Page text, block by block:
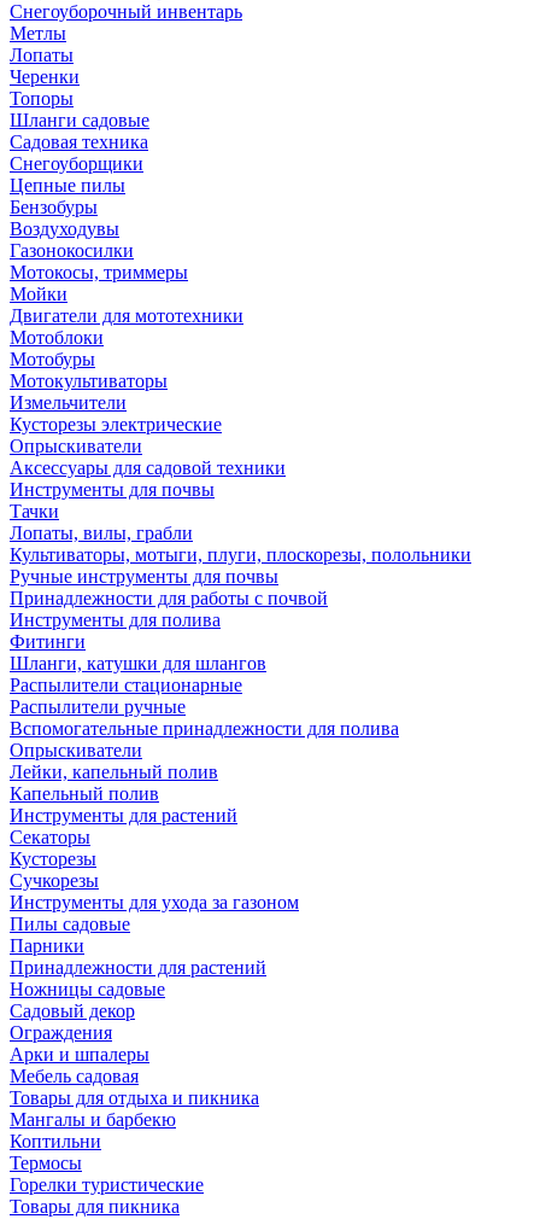
Снегоуборочный инвентарь
Метлы
Лопаты
Черенки
Топоры
Шланги садовые
Садовая техника
Снегоуборщики
Цепные пилы
Бензобуры
Воздуходувы
Газонокосилки
Мотокосы, триммеры
Мойки
Двигатели для мототехники
Мотоблоки
Мотобуры
Мотокультиваторы
Измельчители
Кусторезы электрические
Опрыскиватели
Аксессуары для садовой техники
Инструменты для почвы
Тачки
Лопаты, вилы, грабли
Культиваторы, мотыги, плуги, плоскорезы, полольники
Ручные инструменты для почвы
Принадлежности для работы с почвой
Инструменты для полива
Фитинги
Шланги, катушки для шлангов
Распылители стационарные
Распылители ручные
Вспомогательные принадлежности для полива
Опрыскиватели
Лейки, капельный полив
Капельный полив
Инструменты для растений
Секаторы
Кусторезы
Сучкорезы
Инструменты для ухода за газоном
Пилы садовые
Парники
Принадлежности для растений
Ножницы садовые
Садовый декор
Ограждения
Арки и шпалеры
Мебель садовая
Товары для отдыха и пикника
Мангалы и барбекю
Коптильни
Термосы
Горелки туристические
Товары для пикника